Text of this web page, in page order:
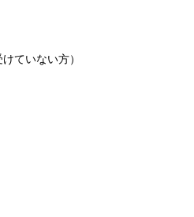
ていない方）